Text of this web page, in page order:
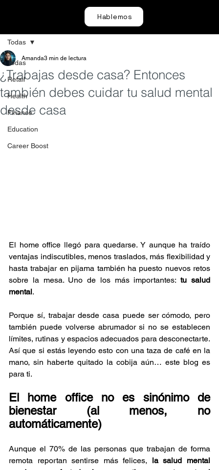
Hablemos
Todas
Retail
Health
Finance
Education
Career Boost
Todas
¿Trabajas desde casa? Entonces
también debes cuidar tu salud mental
desde casa
Amanda3 min de lectura
El home office llegó para quedarse. Y aunque ha traído
ventajas indiscutibles, menos traslados, más flexibilidad y
hasta trabajar en pijama también ha puesto nuevos retos
sobre la mesa. Uno de los más importantes: tu salud
mental.
Porque sí, trabajar desde casa puede ser cómodo, pero
también puede volverse abrumador si no se establecen
límites, rutinas y espacios adecuados para desconectarte.
Así que si estás leyendo esto con una taza de café en la
mano, sin haberte quitado la cobija aún… este blog es
para ti.
El home office no es sinónimo de
bienestar (al menos, no
automáticamente)
Aunque el 70% de las personas que trabajan de forma
remota reportan sentirse más felices, la salud mental